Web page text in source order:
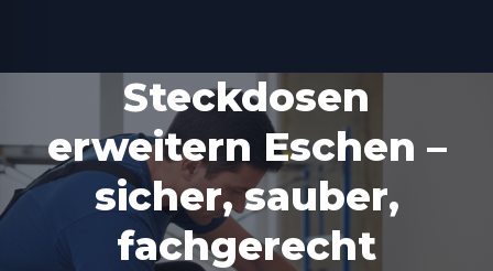
Steckdosen
erweitern Eschen –
sicher, sauber,
fachgerecht